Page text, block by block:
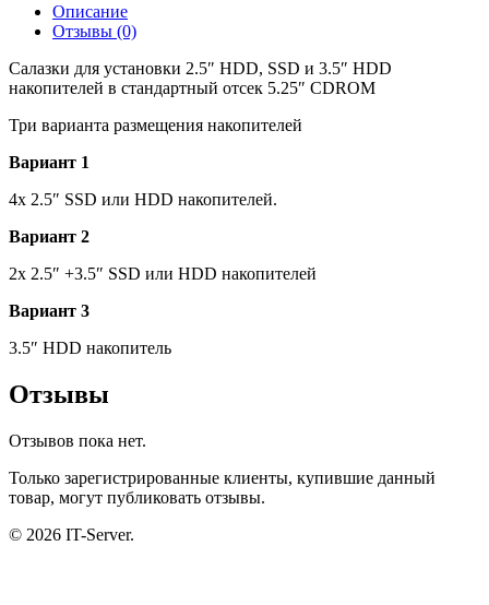
HDD,
черный,
панель,
Описание
Отзывы (0)
Салазки для установки 2.5″ HDD, SSD и 3.5″ HDD
накопителей в стандартный отсек 5.25″ CDROM
Три варианта размещения накопителей
Вариант 1
4х 2.5″ SSD или HDD накопителей.
Вариант 2
2х 2.5″ +3.5″ SSD или HDD накопителей
Вариант 3
3.5″ HDD накопитель
Отзывы
Отзывов пока нет.
Только зарегистрированные клиенты, купившие данный
товар, могут публиковать отзывы.
© 2026 IT-Server.